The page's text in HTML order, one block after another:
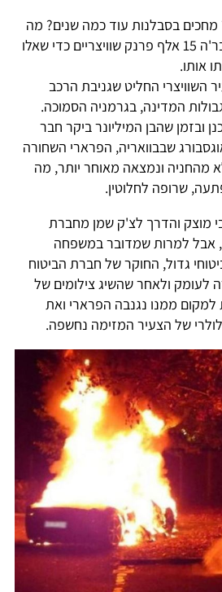
מחכים בסבלנות עוד כמה שנים? מה
פתאום! משלמים ל-3 חבר'ה 15 אלף פרנק שוויצריים כדי שאלו
אותו.
השוויצרי החליט שגניבת הרכב
המדינה, בגרמניה הסמוכה.
ובזמן שהבן המיליונר ביקר חבר
שבבוואריה, הפרארי השחורה
מהחניה ונמצאה מאוחר יותר, מה
שרופה לחלוטין.
מוצק והדרך לצ'ק שמן מחברת
אבל למרות שמדובר במשפחה
גדול, החוקר של חברת הביטוח
ולאחר שהשיג צילומים של
ממנו נגנבה הפרארי ואת
של הצעיר המזימה נחשפה.